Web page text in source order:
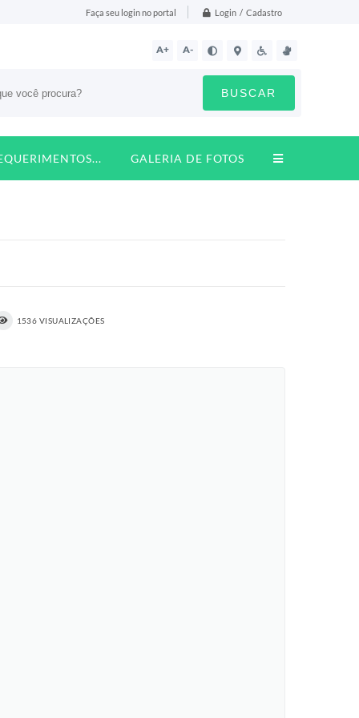
Faça seu login no portal Login / Cadastro
A+ A-
BUSCAR
GALERIA DE FOTOS
1536 VISUALIZAÇÕES